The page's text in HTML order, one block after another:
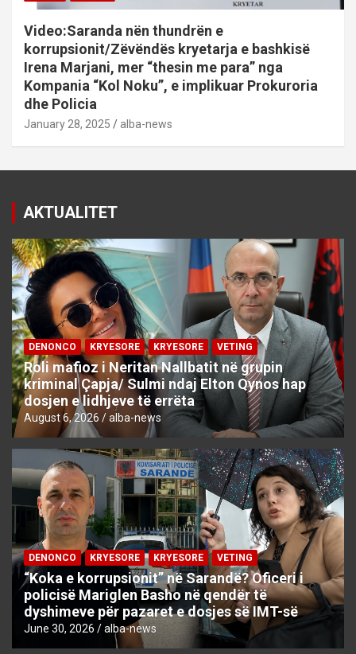
Video:Saranda nën thundrën e
korrupsionit/Zëvëndës kryetarja e bashkisë
Irena Marjani, mer “thesin me para” nga
Kompania “Kol Noku”, e implikuar Prokuroria
dhe Policia
January 28, 2025 alba-news
AKTUALITET
DENONCO KRYESORE KRYESORE VETING
Roli mafioz i Neritan Nallbatit në grupin
kriminal Çapja/ Sulmi ndaj Elton Qynos hap
dosjen e lidhjeve të errëta
August 6, 2026 alba-news
DENONCO KRYESORE KRYESORE VETING
“Koka e korrupsionit” në Sarandë? Oficeri i
policisë Mariglen Basho në qendër të
dyshimeve për pazaret e dosjes së IMT-së
June 30, 2026 alba-news